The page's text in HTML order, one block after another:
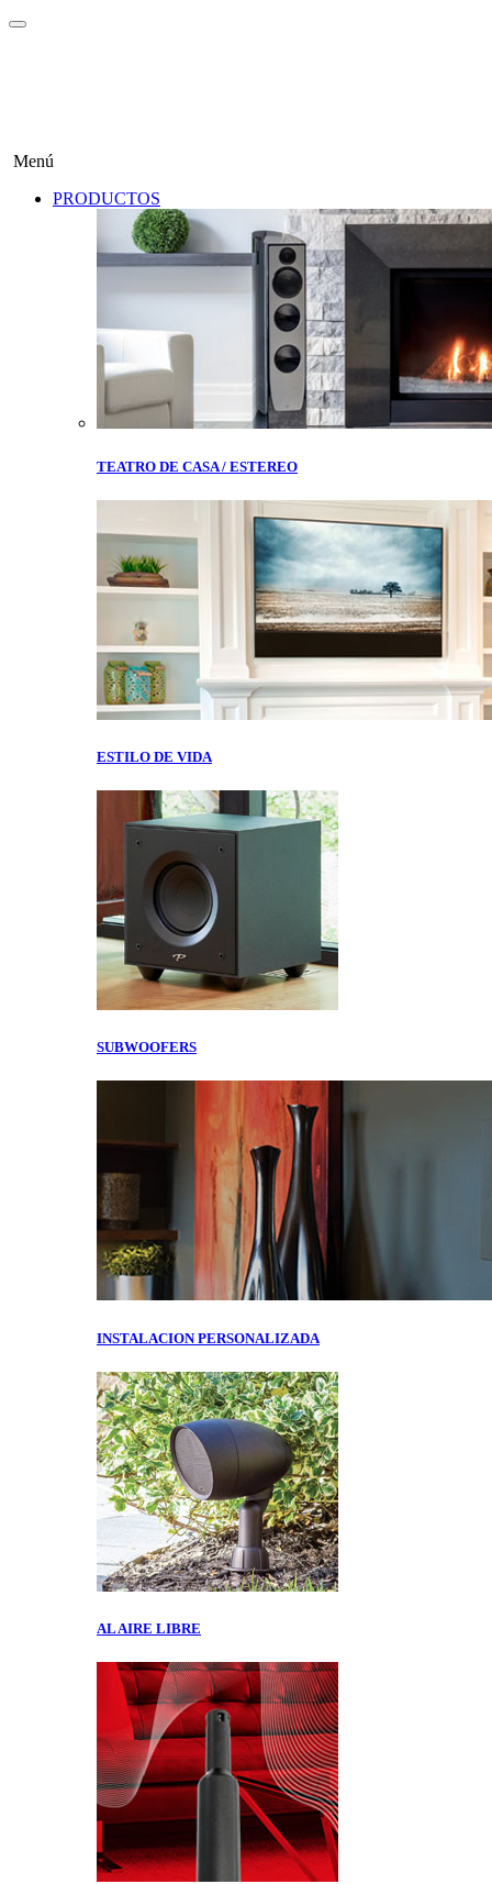
Menú
PRODUCTOS
TEATRO DE CASA / ESTEREO
ESTILO DE VIDA
SUBWOOFERS
INSTALACION PERSONALIZADA
AL AIRE LIBRE